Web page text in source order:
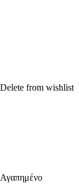
Delete from wishlist
Αγαπημένο